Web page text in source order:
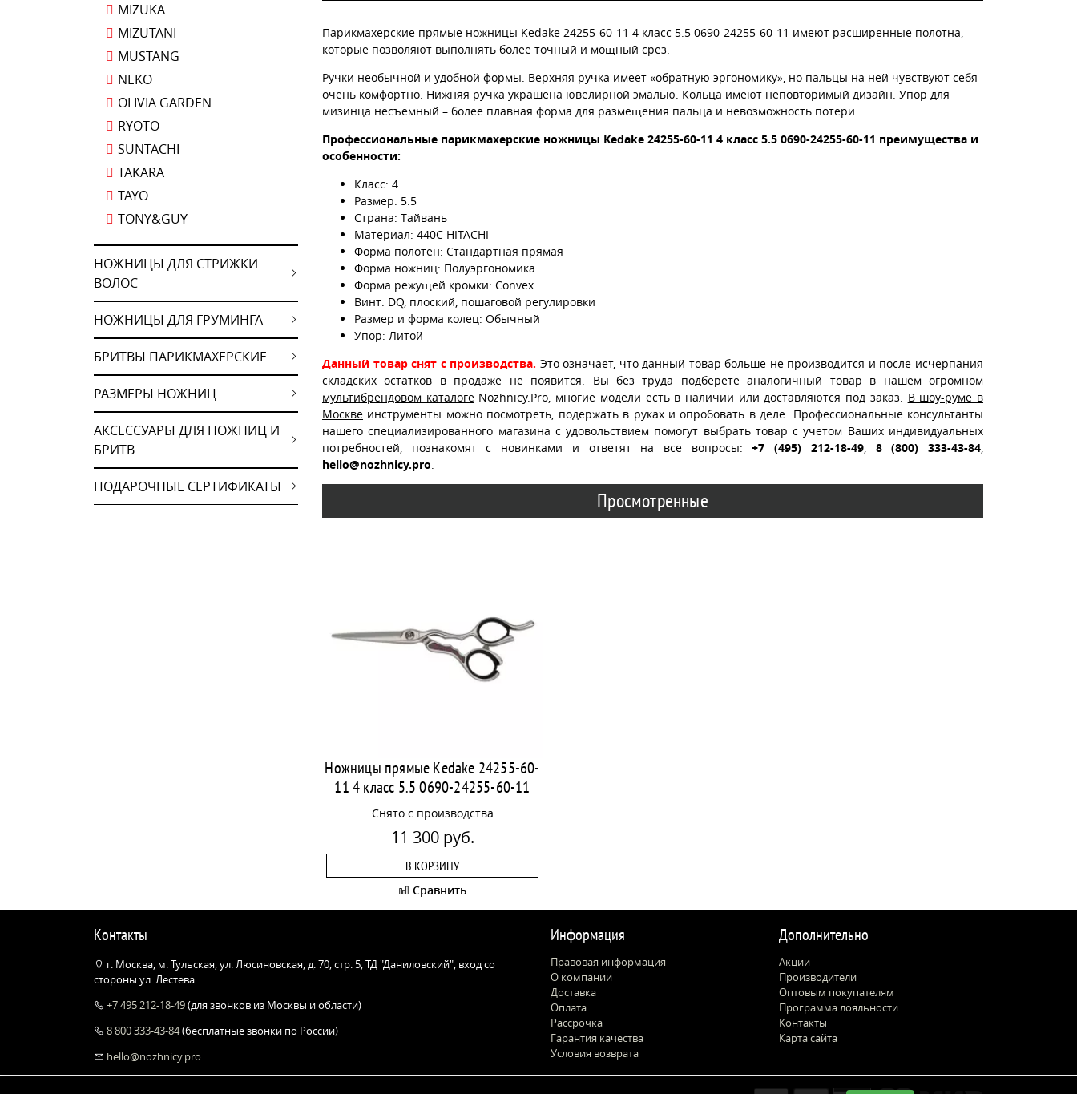
MIZUKA
MIZUTANI
MUSTANG
NEKO
OLIVIA GARDEN
RYOTO
SUNTACHI
TAKARA
TAYO
TONY&GUY
НОЖНИЦЫ ДЛЯ СТРИЖКИ
ВОЛОС
НОЖНИЦЫ ДЛЯ ГРУМИНГА
БРИТВЫ ПАРИКМАХЕРСКИЕ
РАЗМЕРЫ НОЖНИЦ
АКСЕССУАРЫ ДЛЯ НОЖНИЦ И
БРИТВ
ПОДАРОЧНЫЕ СЕРТИФИКАТЫ
Парикмахерские прямые ножницы Kedake 24255-60-11 4 класс 5.5 0690-24255-60-11 имеют расширенные полотна,
которые позволяют выполнять более точный и мощный срез.
Ручки необычной и удобной формы. Верхняя ручка имеет «обратную эргономику», но пальцы на ней чувствуют себя
очень комфортно. Нижняя ручка украшена ювелирной эмалью. Кольца имеют неповторимый дизайн. Упор для
мизинца несъемный – более плавная форма для размещения пальца и невозможность потери.
Профессиональные парикмахерские ножницы Kedake 24255-60-11 4 класс 5.5 0690-24255-60-11 преимущества и
особенности:
Класс: 4
Размер: 5.5
Страна: Тайвань
Материал: 440С HITACHI
Форма полотен: Стандартная прямая
Форма ножниц: Полуэргономика
Форма режущей кромки: Convex
Винт: DQ, плоский, пошаговой регулировки
Размер и форма колец: Обычный
Упор: Литой
Данный товар снят с производства. Это означает, что данный товар больше не производится и после исчерпания
складских остатков в продаже не появится. Вы без труда подберёте аналогичный товар в нашем огромном
мультибрендовом каталогеNozhnicy.Pro, многие модели есть в наличии или доставляются под заказ. В шоу-руме в
Москве инструменты можно посмотреть, подержать в руках и опробовать в деле. Профессиональные консультанты
нашего специализированного магазина с удовольствием помогут выбрать товар с учетом Ваших индивидуальных
потребностей, познакомят с новинками и ответят на все вопросы:+7 (495) 212-18-49, 8 (800) 333-43-84,
hello@nozhnicy.pro.
Просмотренные
Ножницы прямые Kedake 24255-60-
11 4 класс 5.5 0690-24255-60-11
Снято с производства
11 300 руб.
В КОРЗИНУ
Сравнить
Контакты
г. Москва, м. Тульская, ул. Люсиновская, д. 70, стр. 5, ТД "Даниловский", вход со
стороны ул. Лестева
+7 495 212-18-49(для звонков из Москвы и области)
8 800 333-43-84(бесплатные звонки по России)
hello@nozhnicy.pro
Информация
Правовая информация
О компании
Доставка
Оплата
Рассрочка
Гарантия качества
Условия возврата
Дополнительно
Акции
Производители
Оптовым покупателям
Программа лояльности
Контакты
Карта сайта